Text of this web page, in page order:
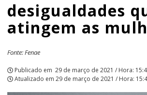
APCEF/SP
desigualdades
atingem as
Fonte: Fenae
Publicado em 29 de março de 2021 / Hora:
Atualizado em 29 de março de 2021 / Hora: